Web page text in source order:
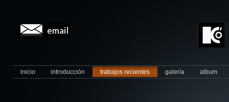
inicio introducción trabajos recientes galería album